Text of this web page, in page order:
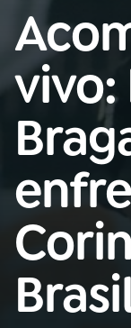
Buscar
na
Rádio
Nacional
01INÍCIO
02A RÁDIO
03
04
vivo: